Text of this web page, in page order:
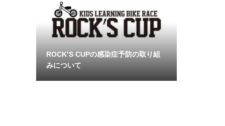
ROCK’S CUPの感染症予防の取り組
みについて